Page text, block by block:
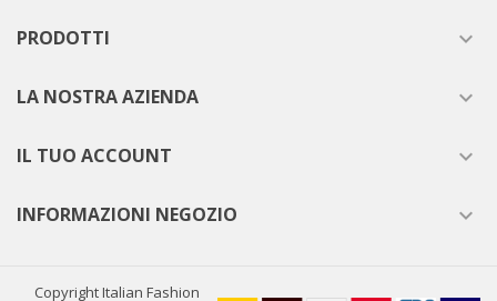
PRODOTTI 
LA NOSTRA AZIENDA 
IL TUO ACCOUNT 
INFORMAZIONI NEGOZIO 
Copyright Italian Fashion